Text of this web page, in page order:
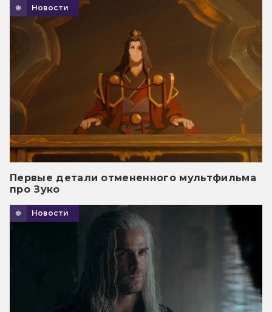
Новости
Первые детали отмененного мультфильма
про Зуко
Новости